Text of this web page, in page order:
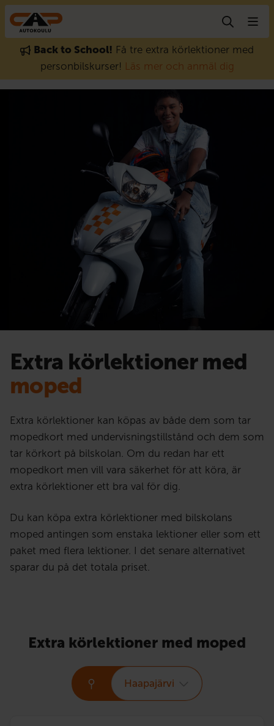
Gå till innehåll
Back to School! Få tre extra körlektioner med
personbilskurser! Läs mer och anmäl dig
Extra körlektioner med
moped
Extra körlektioner kan köpas av både dem som tar
mopedkort med undervisningstillstånd och dem som
tar körkort på bilskolan. Om du redan har ett
mopedkort men vill vara säkerhet för att köra, är
extra körlektioner ett bra val för dig.
Du kan köpa extra körlektioner med bilskolans
moped antingen som enstaka lektioner eller som ett
paket med flera lektioner. I det senare alternativet
sparar du på det totala priset.
Extra körlektioner med moped
Haapajärvi